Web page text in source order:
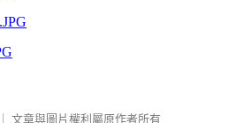
文章與圖片權利屬原作者所有